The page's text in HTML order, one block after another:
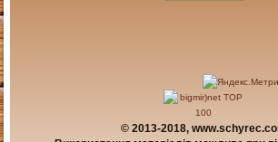
© 2013-2018,